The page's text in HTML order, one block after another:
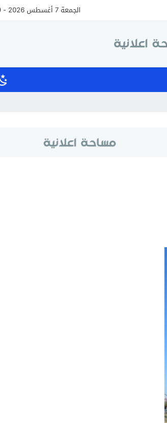
الجمعة 7 أغسطس 2026 - 3:39 صباحًا